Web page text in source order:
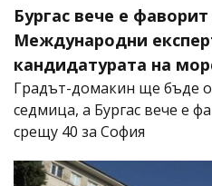
Бургас вече е
Международни
кандидатурата на
Градът-домакин ще бъде
седмица, а Бургас вече е
срещу 40 за София